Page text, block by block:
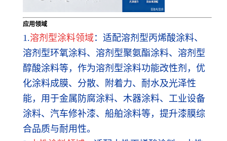
应用领域
1.溶剂型涂料领域 ：适配溶剂型丙烯酸涂料、
溶剂型环氧涂料、溶剂型聚氨酯涂料、溶剂型
醇酸涂料等，作为溶剂型涂料功能改性剂，优
化涂料成膜、分散、附着力、耐水及光泽性
能，用于金属防腐涂料、木器涂料、工业设备
涂料、汽车修补漆、船舶涂料等，提升漆膜综
合品质与耐用性。